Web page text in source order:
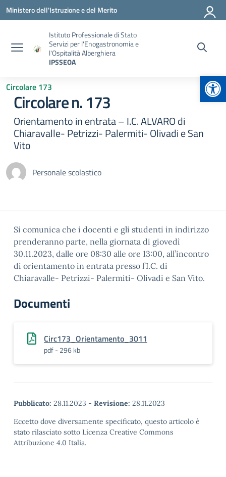
Vai ai contenuti
Vai al menu di navigazione
Vai al footer
Ministero dell'Istruzione e del Merito
Istituto Professionale di Stato
Servizi per l'Enogastronomia e
l'Ospitalità Alberghiera
IPSSEOA
Circolare 173
Circolare n. 173
Orientamento in entrata – I.C. ALVARO di
Chiaravalle- Petrizzi- Palermiti- Olivadi e San
Vito
Personale scolastico
Si comunica che i docenti e gli studenti in indirizzo
prenderanno parte, nella giornata di giovedì
30.11.2023, dalle ore 08:30 alle ore 13:00, all’incontro
di orientamento in entrata presso l’I.C. di
Chiaravalle- Petrizzi- Palermiti- Olivadi e San Vito.
Documenti
Circ173_Orientamento_3011
pdf - 296 kb
Pubblicato: 28.11.2023 - Revisione: 28.11.2023
Eccetto dove diversamente specificato, questo articolo è
stato rilasciato sotto Licenza Creative Commons
Attribuzione 4.0 Italia.